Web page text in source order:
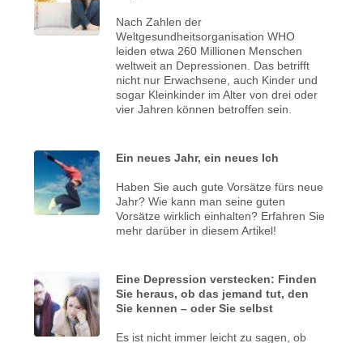
Nach Zahlen der
Weltgesundheitsorganisation WHO
leiden etwa 260 Millionen Menschen
weltweit an Depressionen. Das betrifft
nicht nur Erwachsene, auch Kinder und
sogar Kleinkinder im Alter von drei oder
vier Jahren können betroffen sein.
Ein neues Jahr, ein neues Ich
Haben Sie auch gute Vorsätze fürs neue
Jahr? Wie kann man seine guten
Vorsätze wirklich einhalten? Erfahren Sie
mehr darüber in diesem Artikel!
Eine Depression verstecken: Finden
Sie heraus, ob das jemand tut, den
Sie kennen – oder Sie selbst
Es ist nicht immer leicht zu sagen, ob